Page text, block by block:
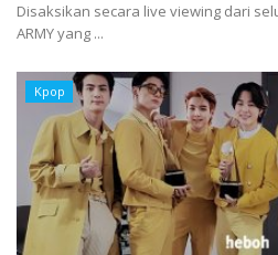
Disaksikan secara live viewing dari
ARMY yang ...
Kpop